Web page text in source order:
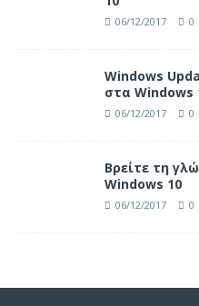
06/12/2017 0
Windows
στα Windows
06/12/2017 0
Βρείτε τη
Windows 10
06/12/2017 0